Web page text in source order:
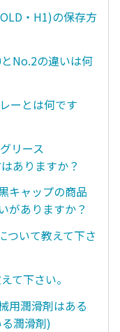
・H1)の保存方
No.2の違いは何
ーとは何です
リース
ありますか？
キャップの商品
がありますか？
ついて教えて下さ
て下さい。
用潤滑剤はある
潤滑剤)